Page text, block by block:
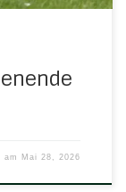
am Mai 28, 2026